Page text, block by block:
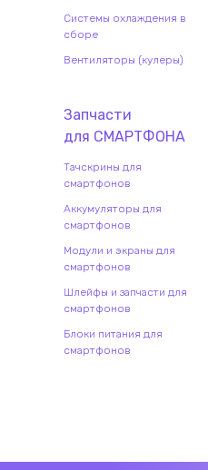
Системы охлаждения в
сборе
Вентиляторы (кулеры)
Запчасти
для СМАРТФОНА
Тачскрины для
смартфонов
Аккумуляторы для
смартфонов
Модули и экраны для
смартфонов
Шлейфы и запчасти для
смартфонов
Блоки питания для
смартфонов